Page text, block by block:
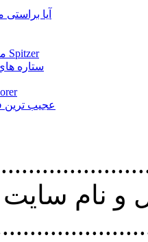
آیا
مصاحبه ای با تلسکوپ فضایی Spitzer
ستاره
عجیب ترین
نام سايت